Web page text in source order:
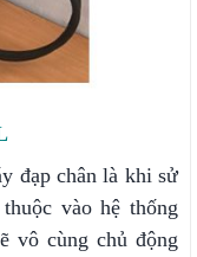
đạp chân là khi sử
vào hệ thống
vô cùng chủ động